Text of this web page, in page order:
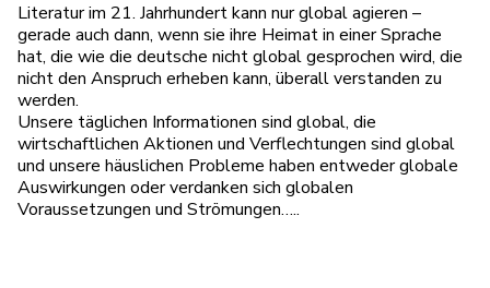
Literatur im 21. Jahrhundert kann nur global agieren –
gerade auch dann, wenn sie ihre Heimat in einer Sprache
hat, die wie die deutsche nicht global gesprochen wird, die
nicht den Anspruch erheben kann, überall verstanden zu
werden.
Unsere täglichen Informationen sind global, die
wirtschaftlichen Aktionen und Verflechtungen sind global
und unsere häuslichen Probleme haben entweder globale
Auswirkungen oder verdanken sich globalen
Voraussetzungen und Strömungen…..